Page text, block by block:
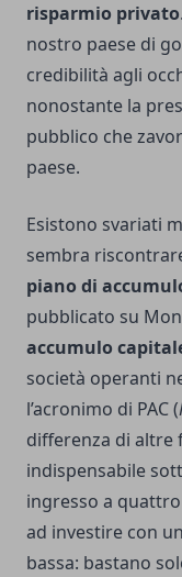
risparmio privato
nostro paese di
credibilità agli
nonostante la
pubblico che
paese.
Esistono svariati
sembra
piano di
pubblicato su
accumulo
società operanti
l’acronimo di PAC (
differenza di altre
indispensabile
ingresso a
ad investire con
bassa: bastano